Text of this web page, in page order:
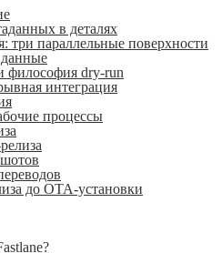
в деталях
три параллельные поверхности
философия dry-run
интеграция
процессы
до OTA-установки